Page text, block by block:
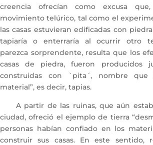
creencia ofrecían como excusa
movimiento telúrico, tal como el
las casas estuvieran edificadas con
tapiaría o enterraría al ocurrir otro
parezca sorprendente, resulta que los
casas de piedra, fueron producidos
construidas con `pita´, nombre
material”, es decir, tapias.
A partir de las ruinas, que aún
ciudad, ofreció el ejemplo de tierra
personas habían confiado en los
construir sus casas. En este sentido,